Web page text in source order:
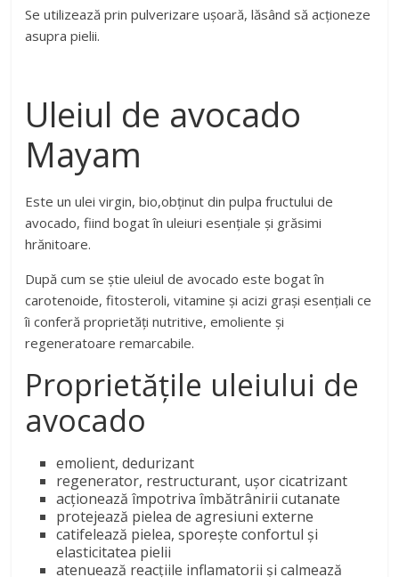
Se utilizează prin pulverizare ușoară, lăsând să acționeze
asupra pielii.
Uleiul de avocado
Mayam
Este un ulei virgin, bio,obținut din pulpa fructului de
avocado, fiind bogat în uleiuri esențiale și grăsimi
hrănitoare.
După cum se știe uleiul de avocado este bogat în
carotenoide, fitosteroli, vitamine și acizi grași esențiali ce
îi conferă proprietăți nutritive, emoliente și
regeneratoare remarcabile.
Proprietățile uleiului de
avocado
emolient, dedurizant
regenerator, restructurant, ușor cicatrizant
acționează împotriva îmbătrânirii cutanate
protejează pielea de agresiuni externe
catifelează pielea, sporește confortul și
elasticitatea pielii
atenuează reacțiile inflamatorii și calmează